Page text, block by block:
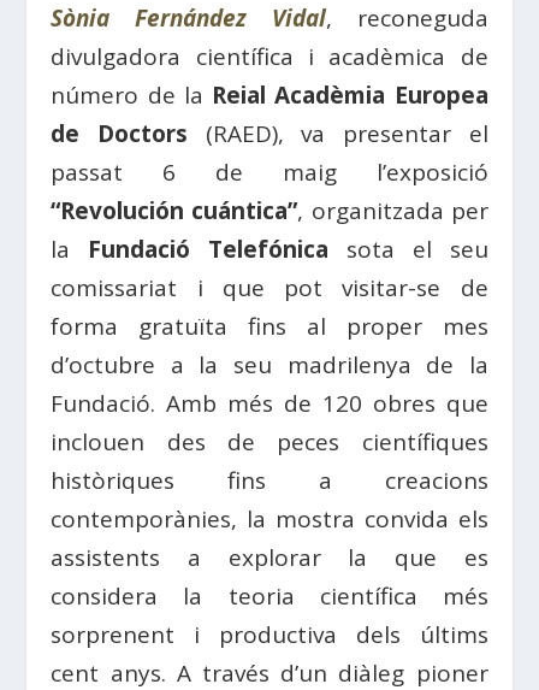
Sònia Fernández Vidal, reconeguda
divulgadora científica i acadèmica de
número de la Reial Acadèmia Europea
de Doctors (RAED), va presentar el
passat 6 de maig l’exposició
“Revolución cuántica”, organitzada per
la Fundació Telefónica sota el seu
comissariat i que pot visitar-se de
forma gratuïta fins al proper mes
d’octubre a la seu madrilenya de la
Fundació. Amb més de 120 obres que
inclouen des de peces científiques
històriques fins a creacions
contemporànies, la mostra convida els
assistents a explorar la que es
considera la teoria científica més
sorprenent i productiva dels últims
cent anys. A través d’un diàleg pioner